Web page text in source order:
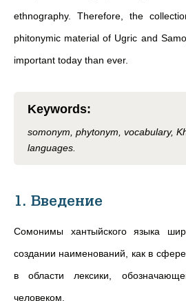
ethnography. Therefore, the
phitonymic material of Ugric and
important today than ever.
Keywords:
somonym, phytonym, vocabulary,
languages.
1. Введение
Сомонимы хантыйского языка
создании наименований, как в
в области лексики,
человеком.